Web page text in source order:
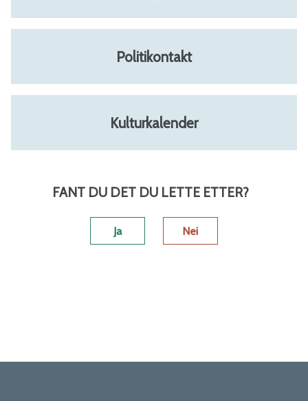
Politikontakt
Kulturkalender
FANT DU DET DU LETTE ETTER?
Ja Nei